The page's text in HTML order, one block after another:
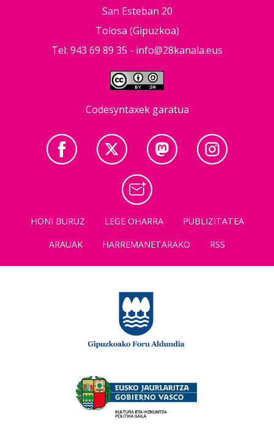
San Esteban 20
Tolosa (Gipuzkoa)
Tel: 943 69 89 35 - info@28kanala.eus
Codesyntaxek garatua
HONI BURUZ LEGE OHARRA
PUBLIZITATEA
ARAUAK
HARREMANETARAKO RSS